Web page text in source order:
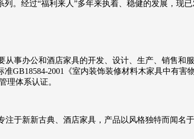
。经过“福利来人”多年来执着、稳健的发展，现
事办公和酒店家具的开发、设计、生产、销售和
GB18584-2001《室内装饰装修材料木家具中有害
理体系认证。
于新新古典、酒店家具，产品以风格独特而闻名